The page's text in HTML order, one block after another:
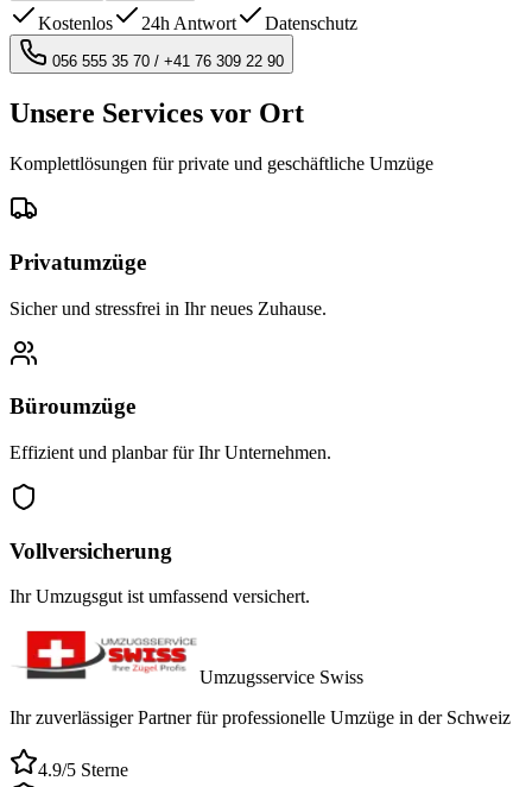
Kostenlos 24h Antwort Datenschutz
056 555 35 70 / +41 76 309 22 90
Unsere Services vor Ort
Komplettlösungen für private und geschäftliche Umzüge
Privatumzüge
Sicher und stressfrei in Ihr neues Zuhause.
Büroumzüge
Effizient und planbar für Ihr Unternehmen.
Vollversicherung
Ihr Umzugsgut ist umfassend versichert.
Umzugsservice Swiss
Ihr zuverlässiger Partner für professionelle Umzüge in der Schweiz
4.9/5 Sterne